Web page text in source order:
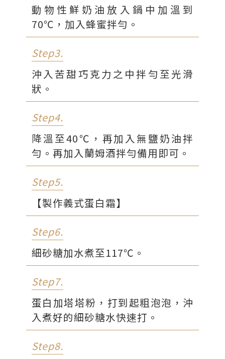
蘭姆酒 5g
動物性鮮奶油放入鍋中加溫到
70℃，加入蜂蜜拌勻。
Step3.
沖入苦甜巧克力之中拌勻至光滑
狀。
Step4.
降溫至40℃，再加入無鹽奶油拌
勻。再加入蘭姆酒拌勻備用即可。
Step5.
【製作義式蛋白霜】
Step6.
細砂糖加水煮至117℃。
Step7.
蛋白加塔塔粉，打到起粗泡泡，沖
入煮好的細砂糖水快速打。
Step8.